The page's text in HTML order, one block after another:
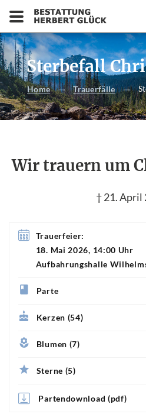
Sterbefall
Home Trauerfälle
Wir trauern um
† 21. April
Trauerfeier:
18. Mai 2026, 14:00 Uhr
Aufbahrungshalle
Parte
Kerzen (54)
Blumen (7)
Sterne (5)
Partendownload (pdf)